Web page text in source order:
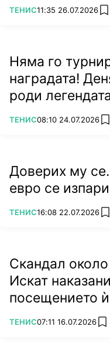
ПОВЕЧЕ ОТ
ТЕНИС11:35 26.07.2026
Няма го
наградата!
роди
ПОВЕЧЕ ОТ
ТЕНИС08:10 24.07.2026
Доверих му
евро се
ПОВЕЧЕ ОТ
ТЕНИС16:08 22.07.2026
Скандал
Искат
посещението
ПОВЕЧЕ ОТ
ТЕНИС07:11 16.07.2026